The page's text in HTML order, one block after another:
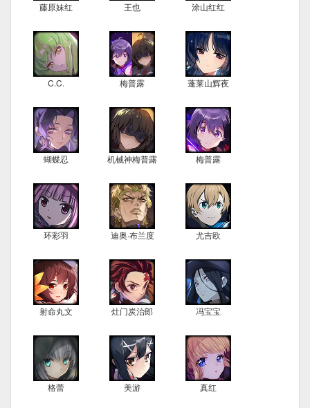
藤原妹红 王也 涂山红红
C.C. 梅普露 蓬莱山辉夜
蝴蝶忍 机械神梅普露 梅普露
环彩羽 迪奥·布兰度 尤吉欧
射命丸文 灶门炭治郎 冯宝宝
格蕾 美游 真红